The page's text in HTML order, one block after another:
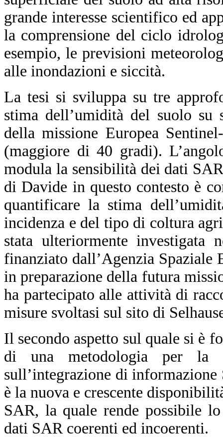
grande interesse scientifico ed
la comprensione del ciclo
esempio, le previsioni
alle inondazioni e siccità.
La tesi si sviluppa su tre
stima dell’umidità del suolo
della missione Europea
(maggiore di 40 gradi).
modula la sensibilità dei dati
di Davide in questo contesto è
quantificare la stima
incidenza e del tipo di coltura
stata ulteriormente investigata
finanziato dall’Agenzia Spaziale
in preparazione della futura
ha partecipato alle attività di
misure svoltasi sul sito di
Il secondo aspetto sul quale si è
di una metodologia per la
sull’integrazione di
è la nuova e crescente
SAR, la quale rende possibile
dati SAR coerenti ed incoerenti.